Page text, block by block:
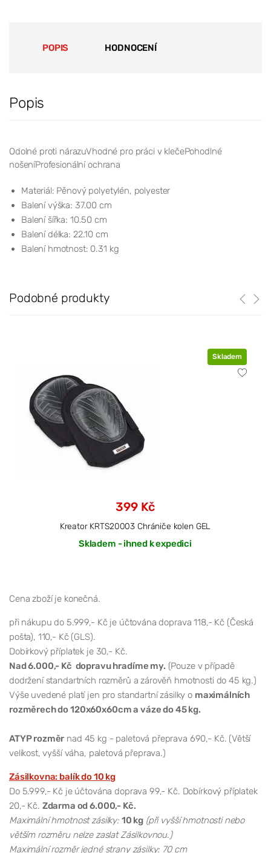
POPIS HODNOCENÍ
Popis
Odolné proti nárazuVhodné pro práci v klečePohodlné
nošeníProfesionální ochrana
Materiál: Pěnový polyetylén, polyester
Balení výška: 37.00 cm
Balení šířka: 10.50 cm
Balení délka: 22.10 cm
Balení hmotnost: 0.31 kg
Podobné produkty
Skladem
399 Kč
Kreator KRTS20003 Chrániče kolen GEL
Skladem - ihned k expedici
Cena zboží je konečná.
při nákupu do 5.999,- Kč je účtována doprava 118,- Kč (Česká
pošta), 110,- Kč (GLS).
Dobírkový příplatek je 30,- Kč.
Nad 6.000,- Kč dopravu hradíme my. (Pouze v případě
dodržení standartních rozměrů a zárověň hmotnosti do 45 kg.)
Výše uvedené platí jen pro standartní zásilky o maximálních
rozměrech do 120x60x60cm a váze do 45 kg.
ATYP rozměr nad 45 kg - paletová přeprava 690,- Kč. (Větší
velikost, vyšší váha, paletová přeprava.)
Zásilkovna: balík do 10 kg
Do 5.999,- Kč je účtována doprava 99,- Kč. Dobírkový příplatek
20,- Kč. Zdarma od 6.000,- Kč.
Maximální hmotnost zásilky: 10 kg (při vyšší hmotnosti nebo
větším rozměru nelze zaslat Zásilkovnou.)
Maximální rozměr jedné strany zásilky: 70 cm